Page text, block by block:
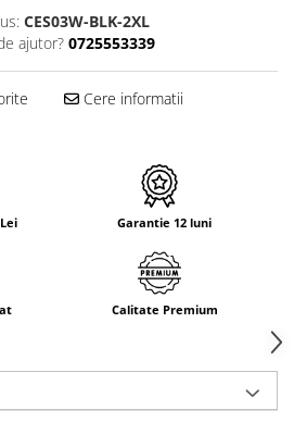
CES03W-BLK-2XL
ajutor? 0725553339
Cere informatii
Garantie 12 luni
Calitate Premium